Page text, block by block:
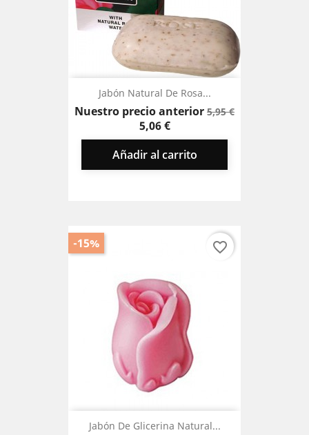
Jabón Natural De Rosa...
Nuestro precio anteriorPrecio
5,95 €Precio
5,06 €
Añadir al carrito
Jabón De Glicerina Natural...
-15% favorite_border